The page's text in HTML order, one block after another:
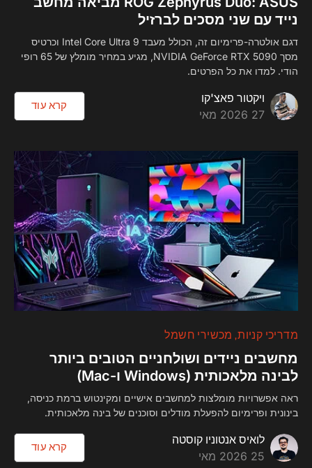
נייד עם שני מסכים לברזיל
דגם אולטרה-פרימיום זה, הכולל מעבד Intel Core Ultra 9 וכרטיס
מסך NVIDIA GeForce RTX 5090, מגיע במחיר מומלץ של 65 רופי
הודי. למדו את כל הפרטים.
ויקטור פאצ'קו
27 2026 מאי
קרא עוד
מדריכי קניות מכשירי חשמל
מחשבים ניידים ושולחניים הטובים ביותר
לבינה מלאכותית (Windows ו-Mac)
ראה אפשרויות מומלצות למחשבים אישיים ומקינטוש ברמת כניסה,
בינונית ופרימיום להפעלת מודלים וסוכנים של בינה מלאכותית.
לואיס אנטוניו קוסטה
25 2026 מאי
קרא עוד